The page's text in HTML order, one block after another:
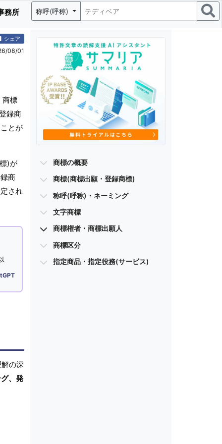
務所 称呼(呼称)
シェア
08/01
商標
録商
とが
)が
商
され
の深
、発
商標の概要
商標(商標出願・登録商標)
称呼(呼称)・ネーミング
文字商標
商標権者・商標出願人
商標区分
指定商品・指定役務(サービス)